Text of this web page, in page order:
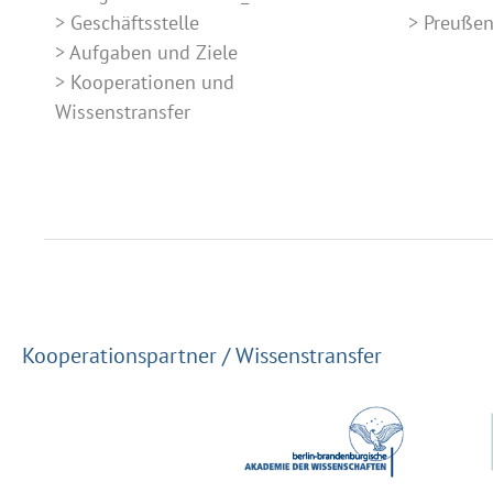
Geschäftsstelle
Aufgaben und Ziele
Kooperationen und
Wissenstransfer
Preußen
Kooperationspartner / Wissenstransfer